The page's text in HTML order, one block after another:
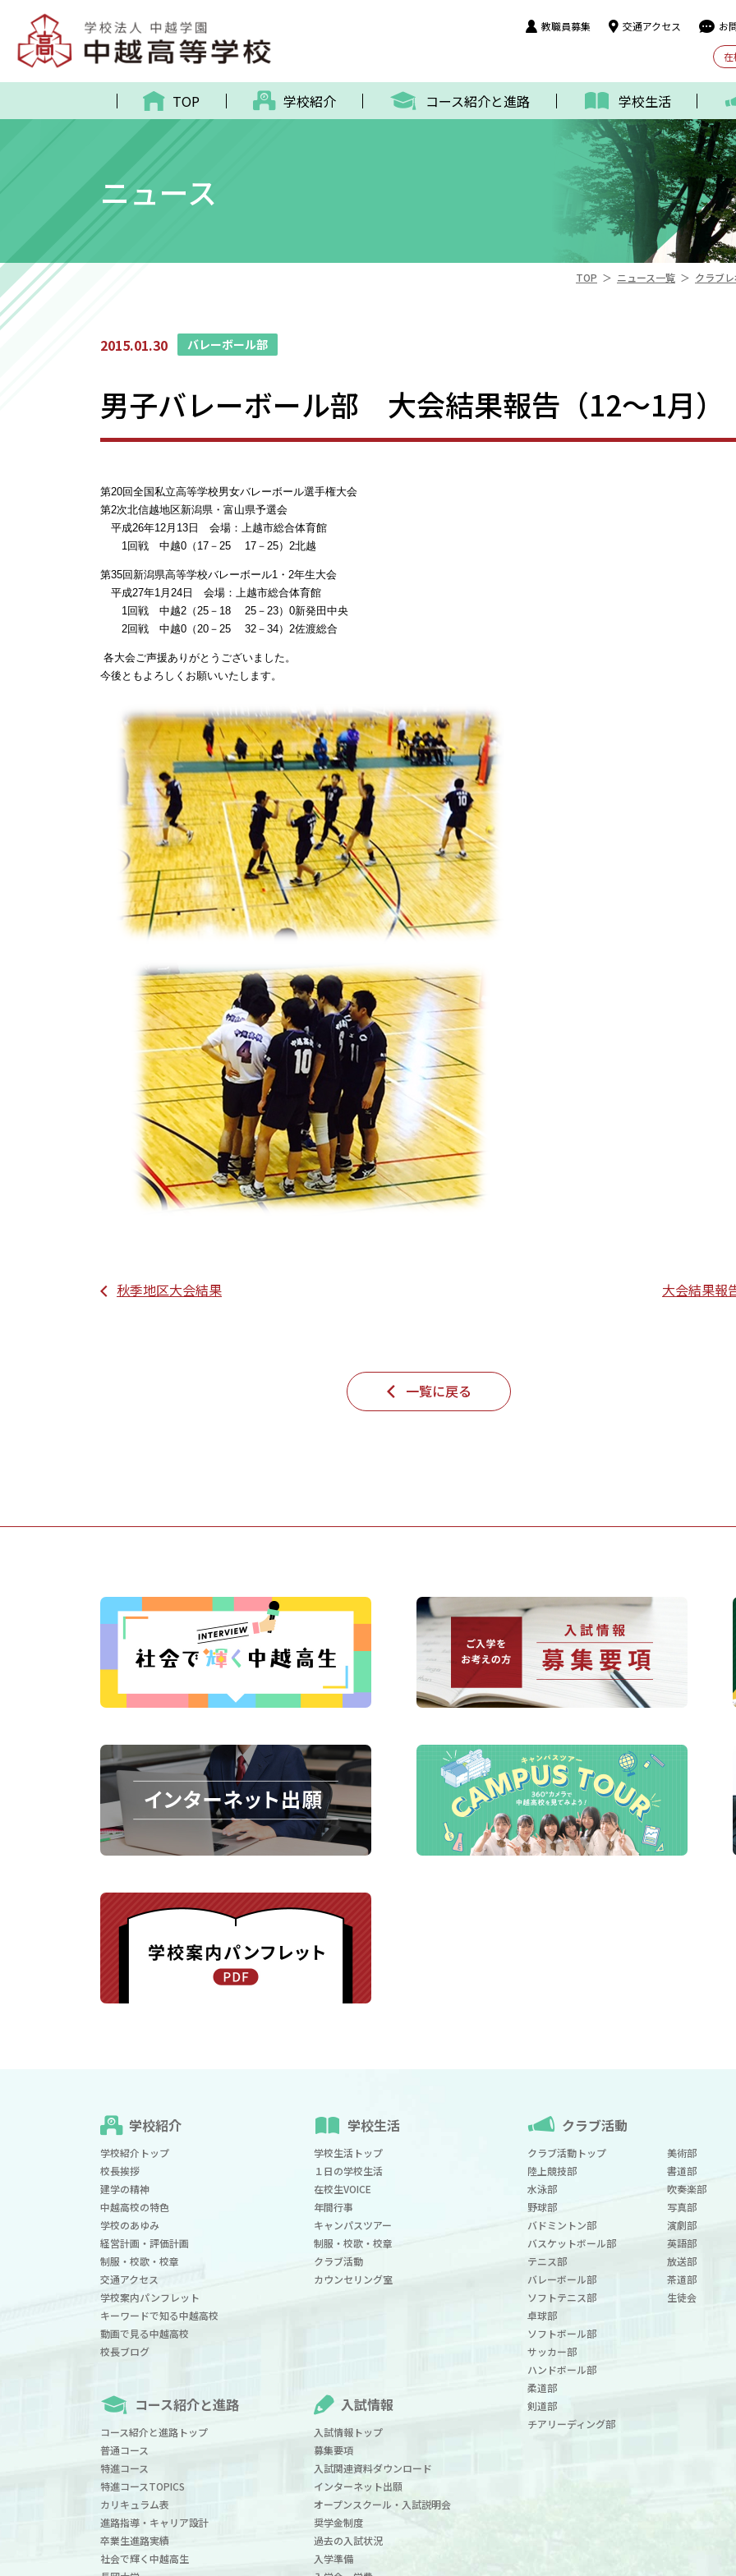
教職員募集 交通アクセス お
在
TOP 学校紹介 コース紹介と進路 学校生活
ニュース
TOP ＞ ニュース一覧 ＞ クラブ
2015.01.30 バレーボール部
男子バレーボール部 大会結果報告（12～1月）
第20回全国私立高等学校男女バレーボール選手権大会
第2次北信越地区新潟県・富山県予選会
平成26年12月13日 会場：上越市総合体育館
1回戦 中越0（17－25 17－25）2北越
第35回新潟県高等学校バレーボール1・2年生大会
平成27年1月24日 会場：上越市総合体育館
1回戦 中越2（25－18 25－23）0新発田中央
2回戦 中越0（20－25 32－34）2佐渡総合
各大会ご声援ありがとうございました。
今後ともよろしくお願いいたします。
秋季地区大会結果 大会結果報
一覧に戻る
学校紹介
学校紹介トップ
校長挨拶
建学の精神
中越高校の特色
学校のあゆみ
経営計画・評価計画
制服・校歌・校章
交通アクセス
学校案内パンフレット
キーワードで知る中越高校
動画で見る中越高校
校長ブログ
学校生活
学校生活トップ
１日の学校生活
在校生VOICE
年間行事
キャンパスツアー
制服・校歌・校章
クラブ活動
カウンセリング室
コース紹介と進路
コース紹介と進路トップ
普通コース
特進コース
特進コースTOPICS
カリキュラム表
進路指導・キャリア設計
卒業生進路実績
社会で輝く中越高生
入試情報
入試情報トップ
募集要項
入試関連資料ダウンロード
インターネット出願
オープンスクール・入試説明会
奨学金制度
過去の入試状況
入学準備
クラブ活動
クラブ活動トップ
陸上競技部
水泳部
野球部
バドミントン部
バスケットボール部
テニス部
バレーボール部
ソフトテニス部
卓球部
ソフトボール部
サッカー部
ハンドボール部
柔道部
剣道部
チアリーディング部
美術部
書道部
吹奏楽部
写真部
演劇部
英語部
放送部
茶道部
生徒会